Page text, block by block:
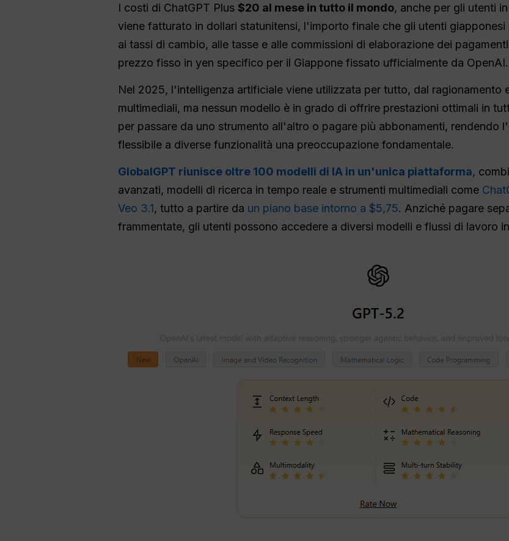
I costi di ChatGPT Plus $20 al mese in tutto il mondo, anche per gli utenti
viene fatturato in dollari statunitensi, l'importo finale che gli utenti
ai tassi di cambio, alle tasse e alle commissioni di elaborazione dei
prezzo fisso in yen specifico per il Giappone fissato ufficialmente da OpenAI.
Nel 2025, l'intelligenza artificiale viene utilizzata per tutto, dal ragionamento
multimediali, ma nessun modello è in grado di offrire prestazioni ottimali in
per passare da uno strumento all'altro o pagare più abbonamenti, rendendo
flessibile a diverse funzionalità una preoccupazione fondamentale.
GlobalGPT riunisce oltre 100 modelli di IA in un'unica piattaforma,
avanzati, modelli di ricerca in tempo reale e strumenti multimediali come
Veo 3.1, tutto a partire da un piano base intorno a $5,75. Anziché pagare
frammentate, gli utenti possono accedere a diversi modelli e flussi di lavoro